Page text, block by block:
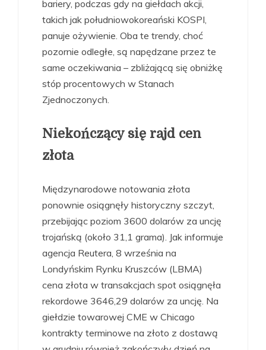
bariery, podczas gdy na giełdach akcji,
takich jak południowokoreański KOSPI,
panuje ożywienie. Oba te trendy, choć
pozornie odległe, są napędzane przez te
same oczekiwania – zbliżającą się obniżkę
stóp procentowych w Stanach
Zjednoczonych.
Niekończący się rajd cen
złota
Międzynarodowe notowania złota
ponownie osiągnęły historyczny szczyt,
przebijając poziom 3600 dolarów za uncję
trojańską (około 31,1 grama). Jak informuje
agencja Reutera, 8 września na
Londyńskim Rynku Kruszców (LBMA)
cena złota w transakcjach spot osiągnęła
rekordowe 3646,29 dolarów za uncję. Na
giełdzie towarowej CME w Chicago
kontrakty terminowe na złoto z dostawą